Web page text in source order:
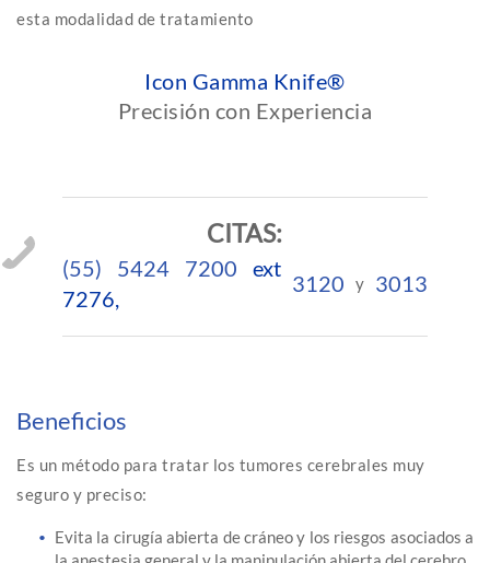
esta modalidad de tratamiento
Icon Gamma Knife®
Precisión con Experiencia
CITAS:
(55) 5424 7200ext
7276,
3120 y 3013
Beneficios
Es un método para tratar los tumores cerebrales muy
seguro y preciso:
Evita la cirugía abierta de cráneo y los riesgos asociados a